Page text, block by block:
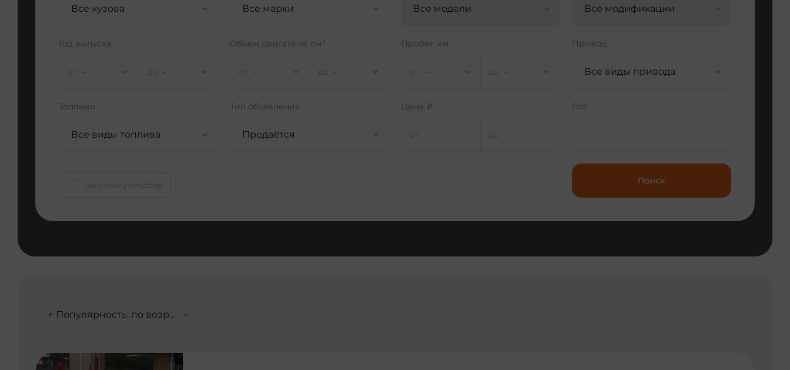
Все кузова Все марки Все модели Все модификации
Год выпуска
- -
Объем двигателя, см3
- -
Пробег, км
- -
Привод
Все виды привода
Топливо
Все виды топлива
Тип объявления
Продаётся
Цена, ₽ Лот
Поиск
↑ Популярность: по возрастанию